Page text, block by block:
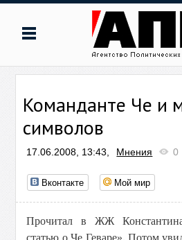
Команданте Че и
символов
17.06.2008, 13:43, Мнения 0
Вконтакте Мой мир
Прочитал в ЖЖ
статью о Че Геваре». Потом